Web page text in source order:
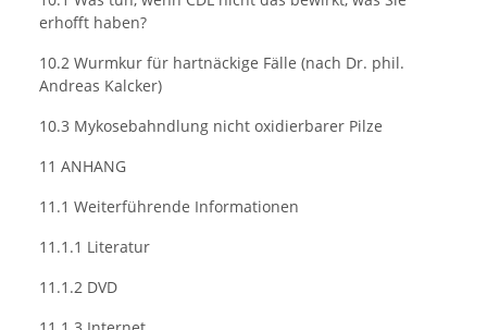
erhofft haben?
10.2 Wurmkur für hartnäckige Fälle (nach Dr. phil.
Andreas Kalcker)
10.3 Mykosebahndlung nicht oxidierbarer Pilze
11 ANHANG
11.1 Weiterführende Informationen
11.1.1 Literatur
11.1.2 DVD